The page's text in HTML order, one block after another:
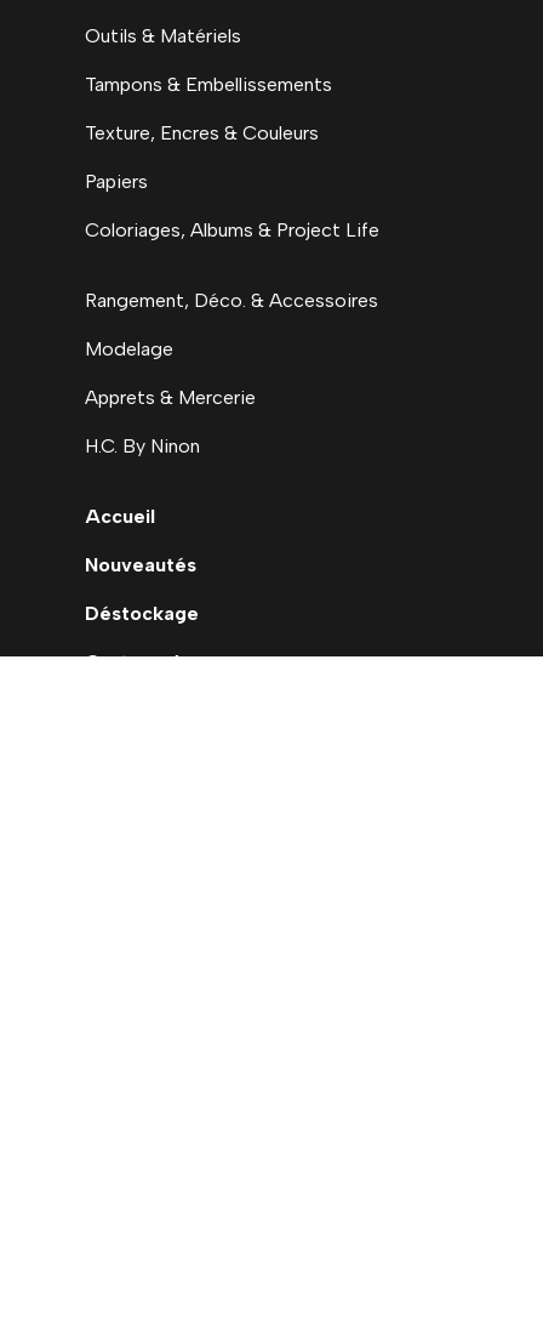
Outils & Matériels
Tampons & Embellissements
Texture, Encres & Couleurs
Papiers
Coloriages, Albums & Project Life
Rangement, Déco. & Accessoires
Modelage
Apprets & Mercerie
H.C. By Ninon
Accueil
Nouveautés
Déstockage
Carte cadeau